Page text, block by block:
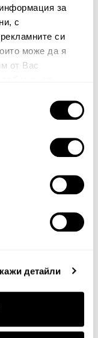
за
с
си
може да я
от Вас
детайли